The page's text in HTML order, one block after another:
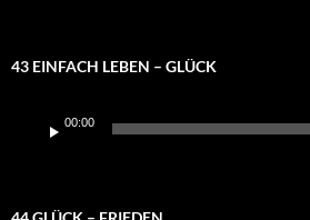
43 EINFACH LEBEN – GLÜCK
Player
00:00